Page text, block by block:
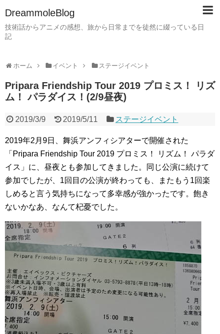
DreammoleBlog
技術話からアニメの感想、旅から日常までを徒然に綴っている日
記
ホーム イベント ステージイベント
Pripara Friendship Tour 2019 プロミス！ リズ
ム！ パラダイス！(2/9昼夜)
2019/3/9 2019/5/11 ステージイベント
2019年2月9日、舞浜アンフィシアターで開催された
「Pripara Friendship Tour 2019 プロミス！ リズム！ パラダ
イス」に、昼夜とも参加してきました。同じ公演に続けて
参加でしたが、1回目の公演が終わっても、またもう1回楽
しめると言う気持ちになって多幸感が強かったです。飽き
ないかなあ、なんて杞憂でした。